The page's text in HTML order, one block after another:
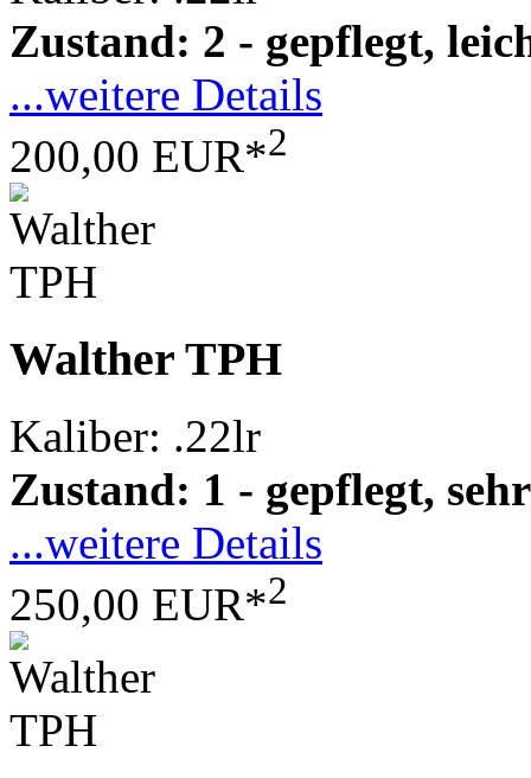
Zustand: 2 - gepflegt,
...weitere Details
200,00 EUR*2
Walther TPH
Kaliber: .22lr
Zustand: 1 - gepflegt,
...weitere Details
250,00 EUR*2